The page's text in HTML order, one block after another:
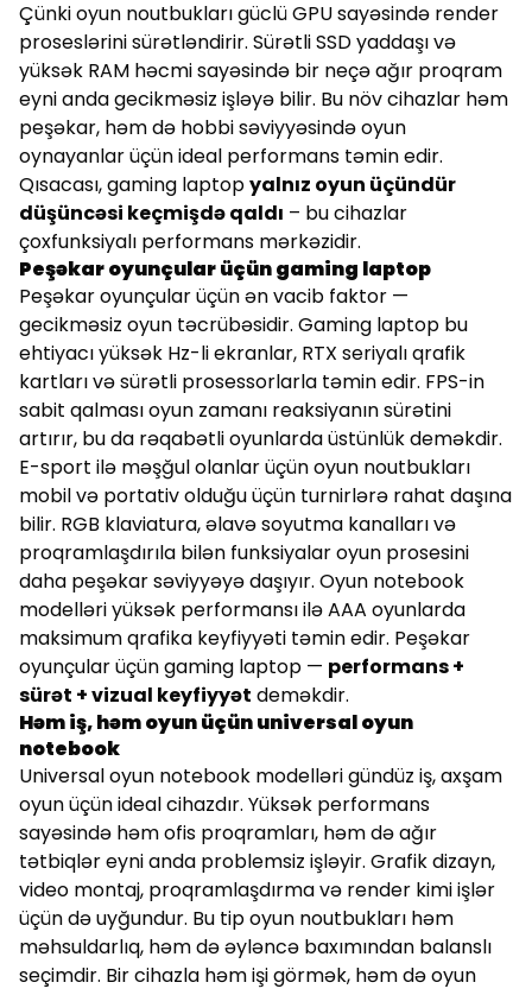
Çünki oyun noutbukları güclü GPU sayəsində render
proseslərini sürətləndirir. Sürətli SSD yaddaşı və
yüksək RAM həcmi sayəsində bir neçə ağır proqram
eyni anda gecikməsiz işləyə bilir. Bu növ cihazlar həm
peşəkar, həm də hobbi səviyyəsində oyun
oynayanlar üçün ideal performans təmin edir.
Qısacası, gaming laptopyalnız oyun üçündür
düşüncəsi keçmişdə qaldı – bu cihazlar
çoxfunksiyalı performans mərkəzidir.
Peşəkar oyunçular üçün gaming laptop
Peşəkar oyunçular üçün ən vacib faktor —
gecikməsiz oyun təcrübəsidir. Gaming laptop bu
ehtiyacı yüksək Hz-li ekranlar, RTX seriyalı qrafik
kartları və sürətli prosessorlarla təmin edir. FPS-in
sabit qalması oyun zamanı reaksiyanın sürətini
artırır, bu da rəqabətli oyunlarda üstünlük deməkdir.
E-sport ilə məşğul olanlar üçün oyun noutbukları
mobil və portativ olduğu üçün turnirlərə rahat daşına
bilir. RGB klaviatura, əlavə soyutma kanalları və
proqramlaşdırıla bilən funksiyalar oyun prosesini
daha peşəkar səviyyəyə daşıyır. Oyun notebook
modelləri yüksək performansı ilə AAA oyunlarda
maksimum qrafika keyfiyyəti təmin edir. Peşəkar
oyunçular üçün gaming laptop — performans +
sürət + vizual keyfiyyət deməkdir.
Həm iş, həm oyun üçün universal oyun
notebook
Universal oyun notebook modelləri gündüz iş, axşam
oyun üçün ideal cihazdır. Yüksək performans
sayəsində həm ofis proqramları, həm də ağır
tətbiqlər eyni anda problemsiz işləyir. Grafik dizayn,
video montaj, proqramlaşdırma və render kimi işlər
üçün də uyğundur. Bu tip oyun noutbukları həm
məhsuldarlıq, həm də əyləncə baxımından balanslı
seçimdir. Bir cihazla həm işi görmək, həm də oyun